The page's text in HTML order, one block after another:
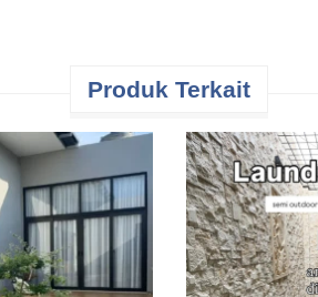
Produk Terkait